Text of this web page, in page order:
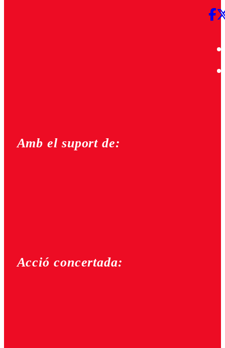
Amb el suport de:
Acció concertada: